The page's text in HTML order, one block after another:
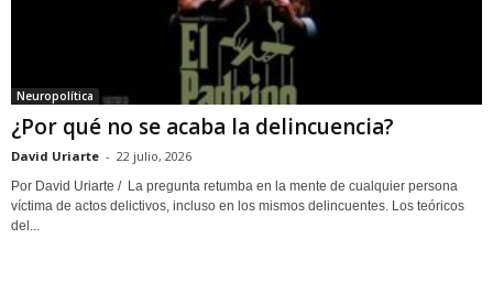
Neuropolítica
¿Por qué no se acaba la delincuencia?
David Uriarte - 22 julio, 2026
Por David Uriarte / La pregunta retumba en la mente de cualquier persona
víctima de actos delictivos, incluso en los mismos delincuentes. Los teóricos
del...